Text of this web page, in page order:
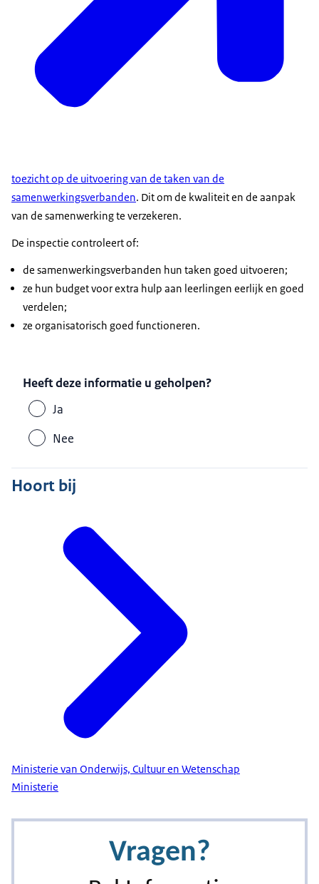
toezicht op de uitvoering van de taken van de
samenwerkingsverbanden. Dit om de kwaliteit en de aanpak
van de samenwerking te verzekeren.
De inspectie controleert of:
de samenwerkingsverbanden hun taken goed uitvoeren;
ze hun budget voor extra hulp aan leerlingen eerlijk en goed
verdelen;
ze organisatorisch goed functioneren.
Heeft deze informatie u geholpen?
Ja
Nee
Hoort bij
Ministerie van Onderwijs, Cultuur en Wetenschap
Ministerie